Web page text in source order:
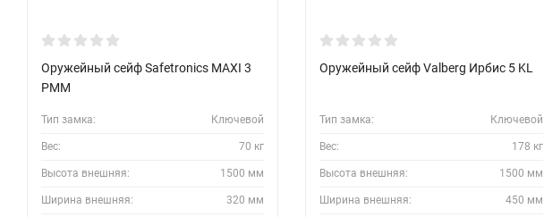
Оружейный сейф Safetronics MAXI 3
PMM
Тип замка: Ключевой
Вес: 70 кг
Высота внешняя: 1500 мм
Ширина внешняя: 320 мм
Оружейный сейф Valberg Ирбис 5 KL
Тип замка: Ключевой
Вес: 178 кг
Высота внешняя: 1500 мм
Ширина внешняя: 450 мм